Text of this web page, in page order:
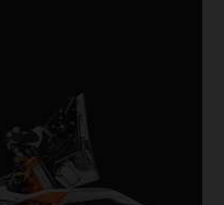
Profis
sondern auch
Siegen für KTM
KTM 450 RALLY
das einem